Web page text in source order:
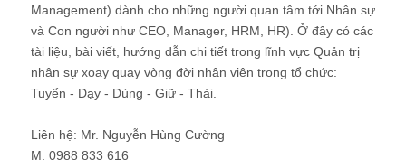
Management) dành cho những người quan tâm tới Nhân sự
và Con người như CEO, Manager, HRM, HR). Ở đây có các
tài liệu, bài viết, hướng dẫn chi tiết trong lĩnh vực Quản trị
nhân sự xoay quay vòng đời nhân viên trong tổ chức:
Tuyển - Dạy - Dùng - Giữ - Thải.
Liên hệ: Mr. Nguyễn Hùng Cường
M: 0988 833 616